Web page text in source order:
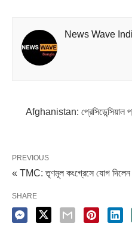
রীতিমত দুঃশ্চিন্তায় রাতের ঘুম চলে
Share it
News Wave
Afghanistan: প্রেসিডেন্সিয়াল
PREVIOUS
« TMC: তৃণমূল কংগ্রেসে যোগ দিলেন
SHARE